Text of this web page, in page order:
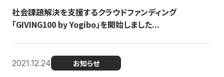
社会課題解決を支援するクラウドファンディング
「GIVING100 by Yogibo」を開始しました...
2021.12.24 お知らせ